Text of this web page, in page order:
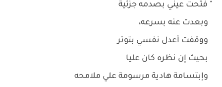
" فتحت عيني بصدمه جزئية
وبعدت عنه بسرعه،
ووقفت أعدل نفسي بتوتر
بحيث إن نظره كان عليا
وإبتسامة هادية مرسومة علي ملامحه